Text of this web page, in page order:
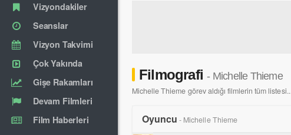
Vizyondakiler
Seanslar
Vizyon Takvimi
Çok Yakında
Gişe Rakamları
Devam Filmleri
Film Haberleri
Filmografi- Michelle Thieme
Michelle Thieme görev aldığı filmlerin tüm listesi..
Oyuncu - Michelle Thieme